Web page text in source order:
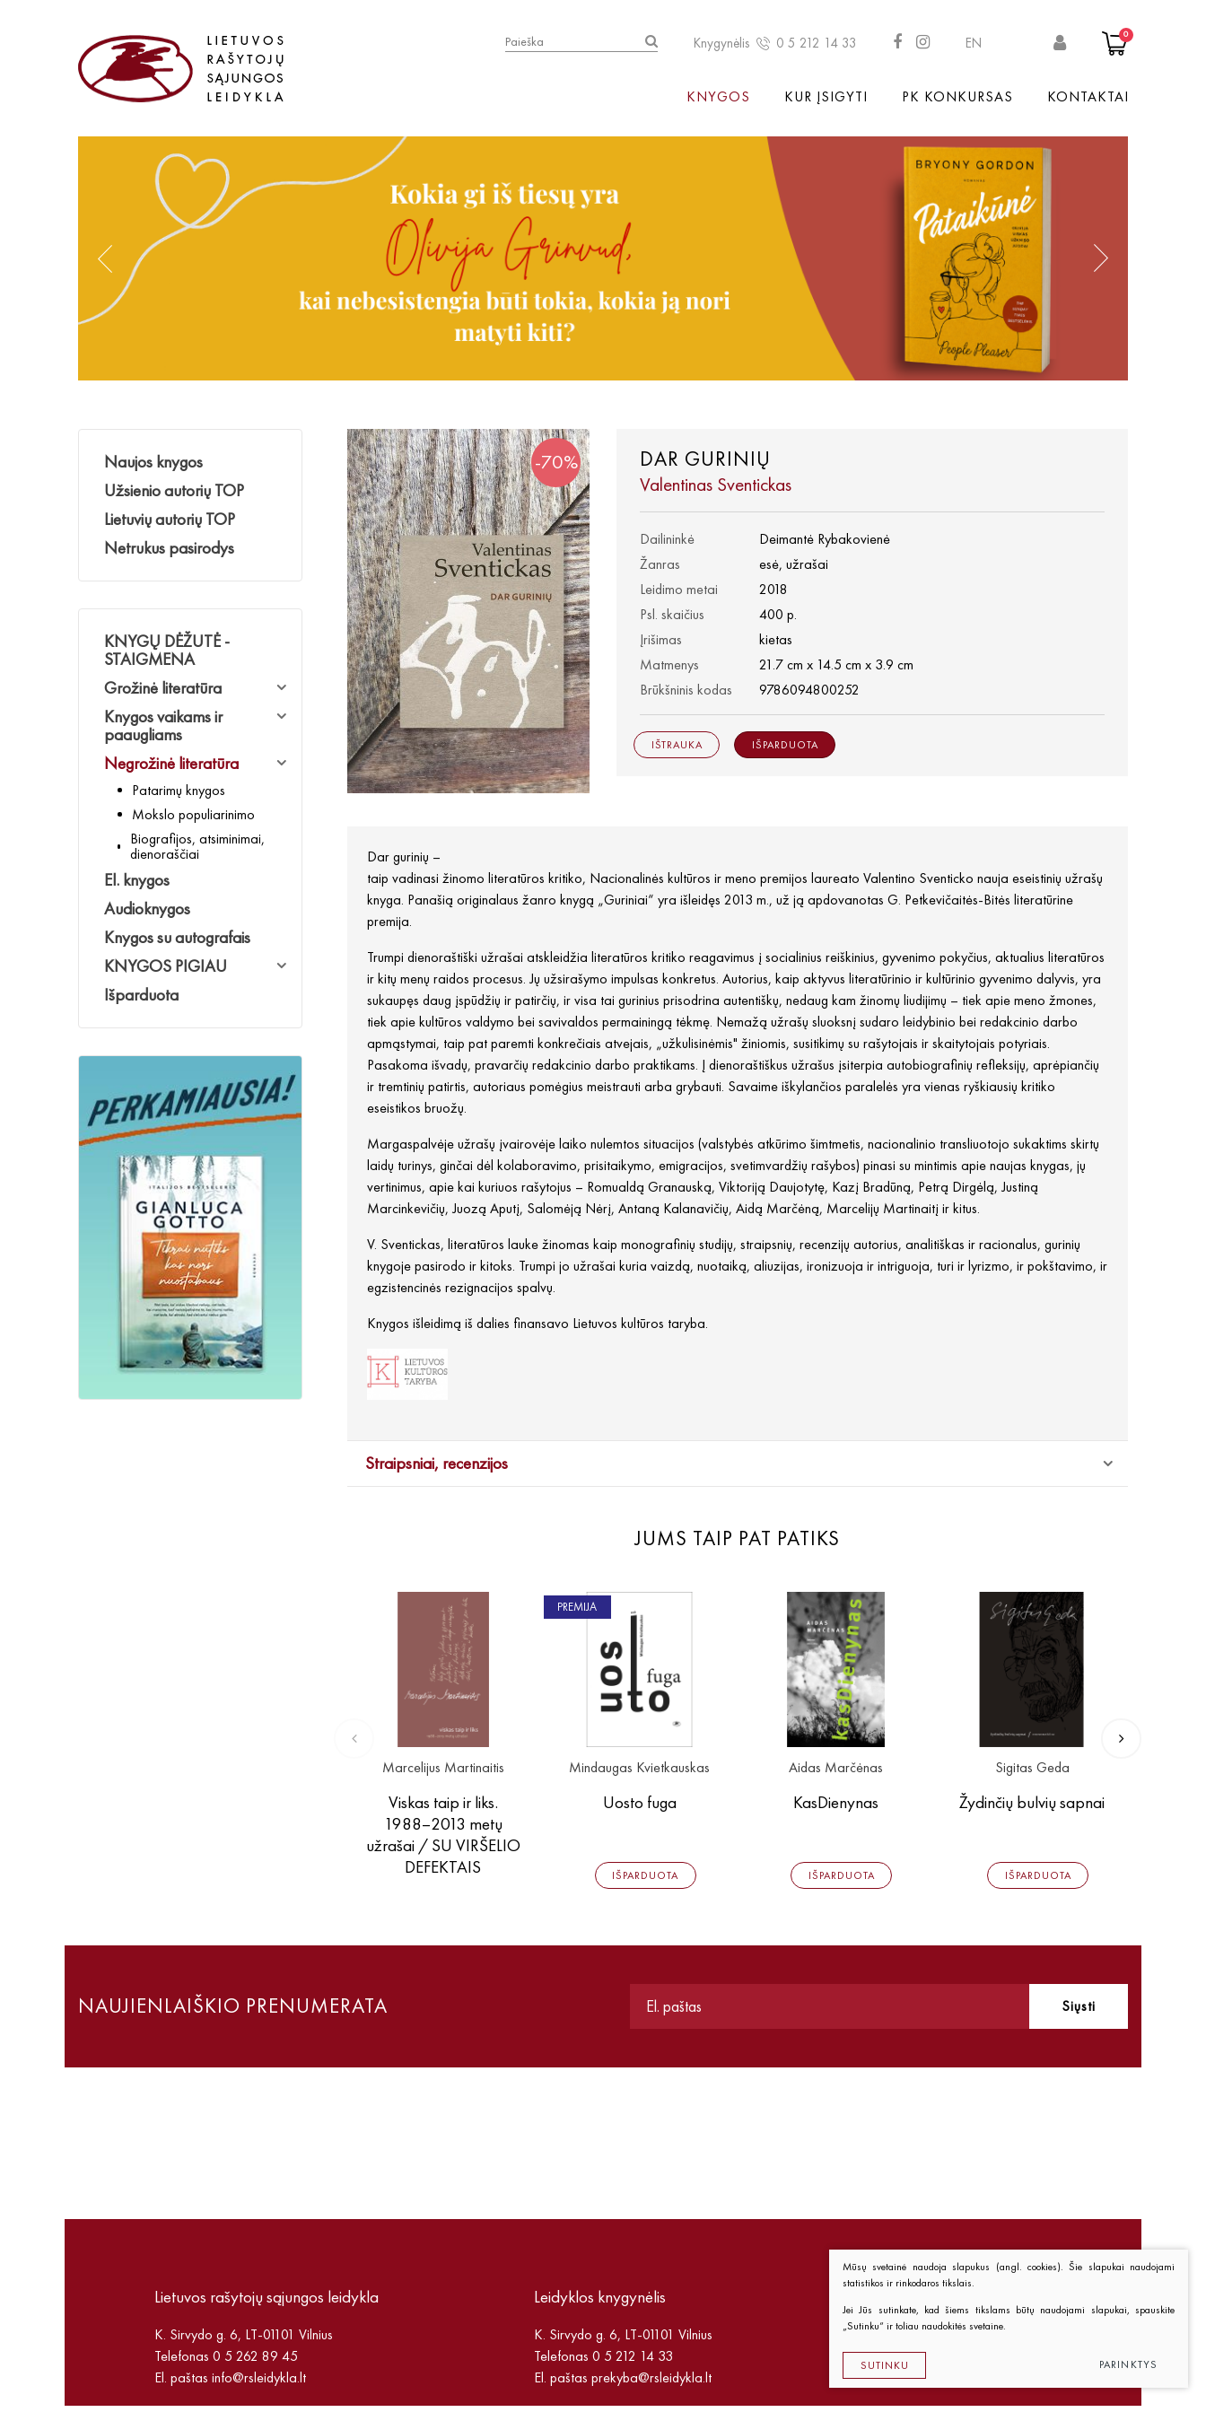
Knygynėlis 0 5 212 14 33 EN
0
KNYGOS KUR ĮSIGYTI PK KONKURSAS KONTAKTAI
Naujos knygos
Užsienio autorių TOP
Lietuvių autorių TOP
Netrukus pasirodys
KNYGŲ DĖŽUTĖ -
STAIGMENA
Grožinė literatūra
Knygos vaikams ir
paaugliams
Negrožinė literatūra
Patarimų knygos
Mokslo populiarinimo
Biografijos, atsiminimai,
dienoraščiai
El. knygos
Audioknygos
Knygos su autografais
KNYGOS PIGIAU
Išparduota
-70% DAR GURINIŲ
Valentinas Sventickas
Dailininkė
Deimantė Rybakovienė
Žanras
esė, užrašai
Leidimo metai
2018
Psl. skaičius
400 p.
Įrišimas
kietas
Matmenys
21.7 cm x 14.5 cm x 3.9 cm
Brūkšninis kodas
9786094800252
IŠTRAUKA IŠPARDUOTA
Dar gurinių –
taip vadinasi žinomo literatūros kritiko, Nacionalinės kultūros ir meno premijos laureato Valentino Sventicko nauja eseistinių užrašų
knyga. Panašią originalaus žanro knygą „Guriniai“ yra išleidęs 2013 m., už ją apdovanotas G. Petkevičaitės-Bitės literatūrine
premija.
Trumpi dienoraštiški užrašai atskleidžia literatūros kritiko reagavimus į socialinius reiškinius, gyvenimo pokyčius, aktualius literatūros
ir kitų menų raidos procesus. Jų užsirašymo impulsas konkretus. Autorius, kaip aktyvus literatūrinio ir kultūrinio gyvenimo dalyvis, yra
sukaupęs daug įspūdžių ir patirčių, ir visa tai gurinius prisodrina autentiškų, nedaug kam žinomų liudijimų – tiek apie meno žmones,
tiek apie kultūros valdymo bei savivaldos permainingą tėkmę. Nemažą užrašų sluoksnį sudaro leidybinio bei redakcinio darbo
apmąstymai, taip pat paremti konkrečiais atvejais, „užkulisinėmis" žiniomis, susitikimų su rašytojais ir skaitytojais potyriais.
Pasakoma išvadų, pravarčių redakcinio darbo praktikams. Į dienoraštiškus užrašus įsiterpia autobiografinių refleksijų, aprėpiančių
ir tremtinių patirtis, autoriaus pomėgius meistrauti arba grybauti. Savaime iškylančios paralelės yra vienas ryškiausių kritiko
eseistikos bruožų.
Margaspalvėje užrašų įvairovėje laiko nulemtos situacijos (valstybės atkūrimo šimtmetis, nacionalinio transliuotojo sukaktims skirtų
laidų turinys, ginčai dėl kolaboravimo, prisitaikymo, emigracijos, svetimvardžių rašybos) pinasi su mintimis apie naujas knygas, jų
vertinimus, apie kai kuriuos rašytojus – Romualdą Granauską, Viktoriją Daujotytę, Kazį Bradūną, Petrą Dirgėlą, Justiną
Marcinkevičių, Juozą Aputį, Salomėją Nėrį, Antaną Kalanavičių, Aidą Marčėną, Marcelijų Martinaitį ir kitus.
V. Sventickas, literatūros lauke žinomas kaip monografinių studijų, straipsnių, recenzijų autorius, analitiškas ir racionalus, gurinių
knygoje pasirodo ir kitoks. Trumpi jo užrašai kuria vaizdą, nuotaiką, aliuzijas, ironizuoja ir intriguoja, turi ir lyrizmo, ir pokštavimo, ir
egzistencinės rezignacijos spalvų.
Knygos išleidimą iš dalies finansavo Lietuvos kultūros taryba.
Straipsniai, recenzijos
JUMS TAIP PAT PATIKS
Marcelijus Martinaitis
Viskas taip ir liks.
1988–2013 metų
užrašai / SU VIRŠELIO
DEFEKTAIS
PREMIJA
Mindaugas Kvietkauskas
Uosto fuga
IŠPARDUOTA
Aidas Marčėnas
KasDienynas
IŠPARDUOTA
Sigitas Geda
Žydinčių bulvių sapnai
IŠPARDUOTA
NAUJIENLAIŠKIO PRENUMERATA Siųsti
Lietuvos rašytojų sąjungos leidykla
K. Sirvydo g. 6, LT-01101 Vilnius
Telefonas 0 5 262 89 45
El. paštas info@rsleidykla.lt
Leidyklos knygynėlis
K. Sirvydo g. 6, LT-01101 Vilnius
Telefonas 0 5 212 14 33
El. paštas prekyba@rsleidykla.lt
Kaip pirkti
Taisyklės
Mūsų svetainė naudoja slapukus (angl. cookies). Šie slapukai naudojami
statistikos ir rinkodaros tikslais.
Jei Jūs sutinkate, kad šiems tikslams būtų naudojami slapukai, spauskite
„Sutinku“ ir toliau naudokitės svetaine.
SUTINKU PARINKTYS